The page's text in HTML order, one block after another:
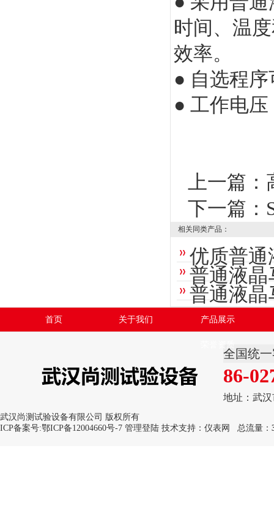
时间、温
效率。
● 自选程
● 工作电
上一篇：
下一篇：
相关同类产品：
优质普通
普通液晶
普通液晶
首页 关于我们 产品展示
全国统
86-
地址：武
武汉尚测试验设备有限公司 版权所有
ICP备案号:鄂ICP备12004660号-7 管理登陆 技术支持： 仪表网 总流量：